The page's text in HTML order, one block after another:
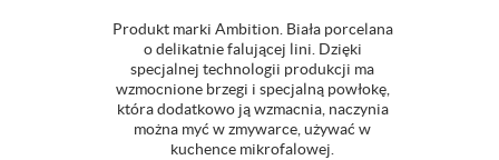
Produkt marki Ambition. Biała porcelana
o delikatnie falującej lini. Dzięki
specjalnej technologii produkcji ma
wzmocnione brzegi i specjalną powłokę,
która dodatkowo ją wzmacnia, naczynia
można myć w zmywarce, używać w
kuchence mikrofalowej.